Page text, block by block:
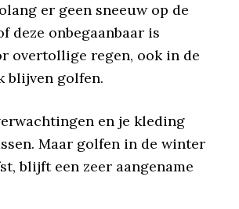
er geen sneeuw op de
deze onbegaanbaar is
overtollige regen, ook in de
blijven golfen.
en je kleding
Maar golfen in de winter
blijft een zeer aangename